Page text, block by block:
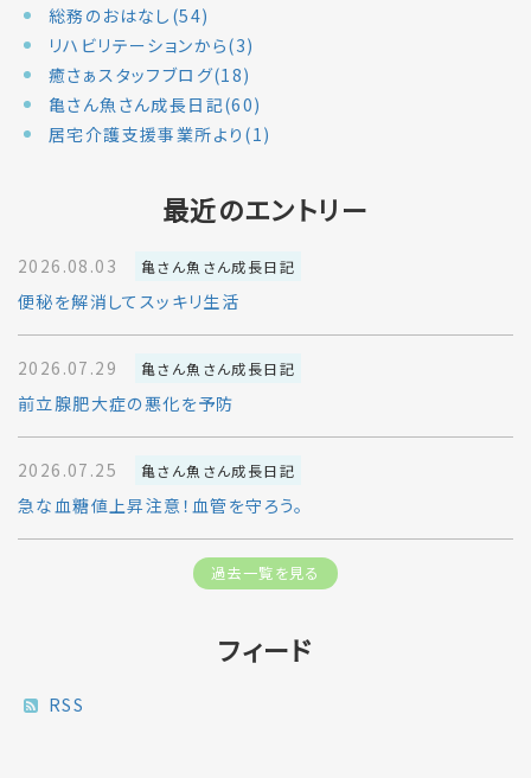
総務のおはなし(54)
リハビリテーションから(3)
癒さぁスタッフブログ(18)
亀さん魚さん成長日記(60)
居宅介護支援事業所より(1)
最近のエントリー
2026.08.03 亀さん魚さん成長日記
便秘を解消してスッキリ生活
2026.07.29 亀さん魚さん成長日記
前立腺肥大症の悪化を予防
2026.07.25 亀さん魚さん成長日記
急な血糖値上昇注意！血管を守ろう。
過去一覧を見る
フィード
RSS